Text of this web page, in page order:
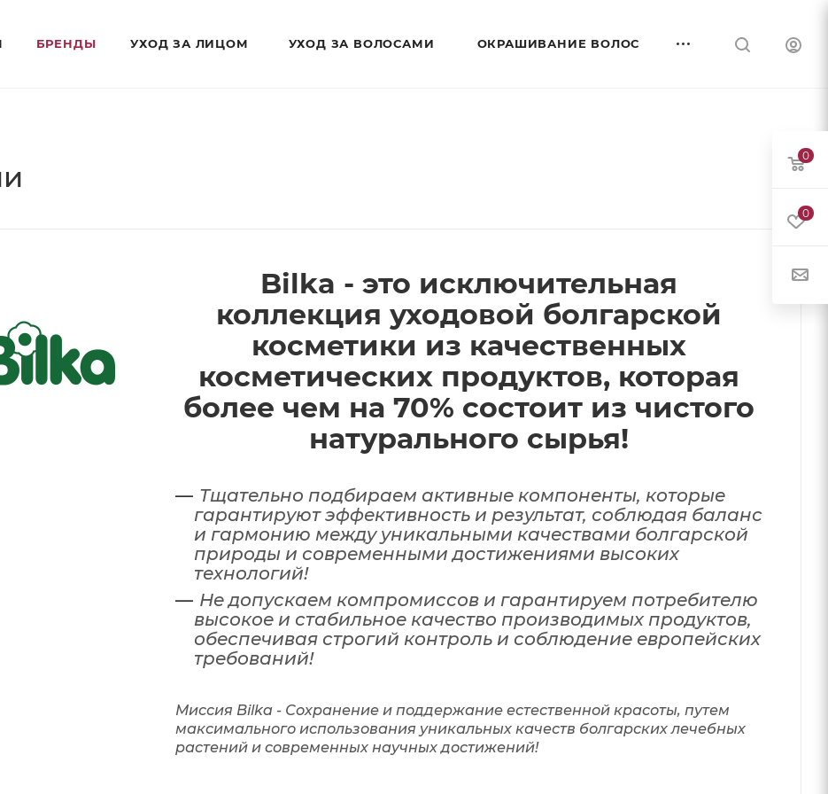
БРЕНДЫ УХОД ЗА ЛИЦОМ УХОД ЗА ВОЛОСАМИ ОКРАШИВАНИЕ ВОЛОС
Bilka - это исключительная
коллекция уходовой болгарской
косметики из качественных
косметических продуктов, которая
более чем на 70% состоит из чистого
натурального сырья!
Тщательно подбираем активные компоненты, которые
гарантируют эффективность и результат, соблюдая баланс
и гармонию между уникальными качествами болгарской
природы и современными достижениями высоких
технологий!
Не допускаем компромиссов и гарантируем потребителю
высокое и стабильное качество производимых продуктов,
обеспечивая строгий контроль и соблюдение европейских
требований!
Миссия Bilka - Сохранение и поддержание естественной красоты, путем
максимального использования уникальных качеств болгарских лечебных
растений и современных научных достижений!
0
0